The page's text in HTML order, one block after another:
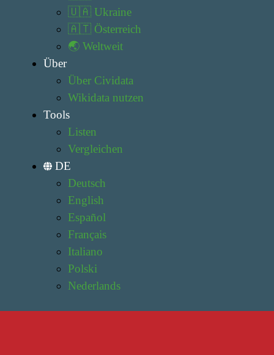
🇺🇦 Ukraine
🇦🇹 Österreich
🌏 Weltweit
Über
Über Cividata
Wikidata nutzen
Tools
Listen
Vergleichen
DE
Deutsch
English
Español
Français
Italiano
Polski
Nederlands